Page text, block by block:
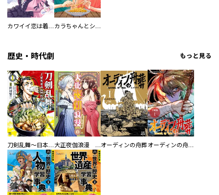
カワイイ恋は着飾らない カラちゃんとシトーさんと、 【分冊版】
歴史・時代劇 もっと見る
刀剣乱舞～日本号つれづれ酒～ 大正夜伽浪漫 －金曜日の花嫁—オーディンの舟葬 オーディンの舟葬 分冊版